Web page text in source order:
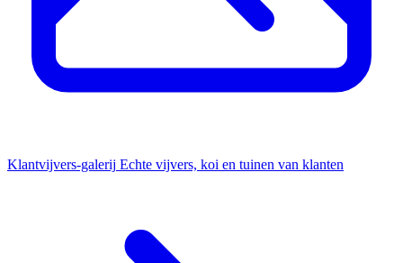
Klantvijvers-galerij Echte vijvers, koi en tuinen van klanten